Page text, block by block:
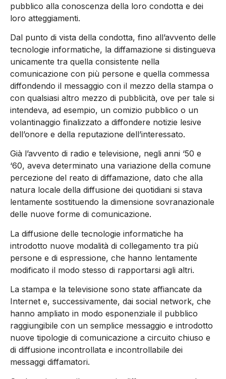
pubblico alla conoscenza della loro condotta e dei
loro atteggiamenti.
Dal punto di vista della condotta, fino all’avvento delle
tecnologie informatiche, la diffamazione si distingueva
unicamente tra quella consistente nella
comunicazione con più persone e quella commessa
diffondendo il messaggio con il mezzo della stampa o
con qualsiasi altro mezzo di pubblicità, ove per tale si
intendeva, ad esempio, un comizio pubblico o un
volantinaggio finalizzato a diffondere notizie lesive
dell’onore e della reputazione dell’interessato.
Già l’avvento di radio e televisione, negli anni ‘50 e
‘60, aveva determinato una variazione della comune
percezione del reato di diffamazione, dato che alla
natura locale della diffusione dei quotidiani si stava
lentamente sostituendo la dimensione sovranazionale
delle nuove forme di comunicazione.
La diffusione delle tecnologie informatiche ha
introdotto nuove modalità di collegamento tra più
persone e di espressione, che hanno lentamente
modificato il modo stesso di rapportarsi agli altri.
La stampa e la televisione sono state affiancate da
Internet e, successivamente, dai social network, che
hanno ampliato in modo esponenziale il pubblico
raggiungibile con un semplice messaggio e introdotto
nuove tipologie di comunicazione a circuito chiuso e
di diffusione incontrollata e incontrollabile dei
messaggi diffamatori.